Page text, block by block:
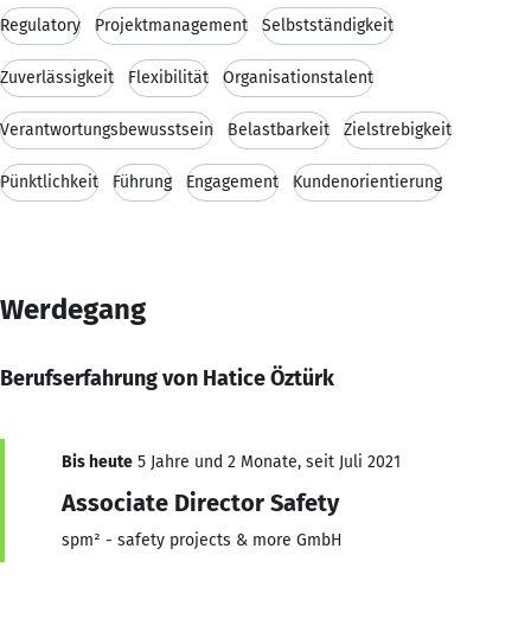
Regulatory Projektmanagement Selbstständigkeit
Zuverlässigkeit Flexibilität Organisationstalent
Verantwortungsbewusstsein Belastbarkeit Zielstrebigkeit
Pünktlichkeit Führung Engagement Kundenorientierung
Werdegang
Berufserfahrung von Hatice Öztürk
Bis heute 5 Jahre und 2 Monate, seit Juli 2021
Associate Director Safety
spm² - safety projects & more GmbH